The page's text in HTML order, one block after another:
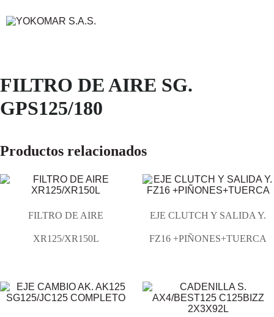
FILTRO DE AIRE SG.
GPS125/180
Productos relacionados
FILTRO DE AIRE
XR125/XR150L
EJE CLUTCH Y SALIDA Y.
FZ16 +PIÑONES+TUERCA